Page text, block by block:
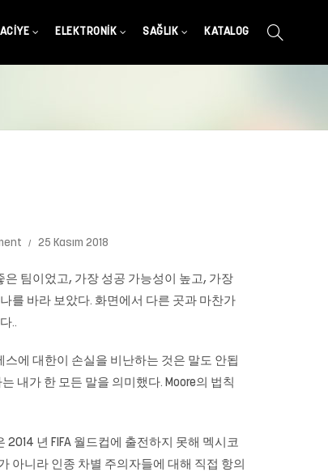
ELEKTRONIK SAĞLIK KATALOG
25 Kasım 2018
팀이었고, 가장 성공 가능성이 높고, 가장
를 바라 보았다. 화면에서 다른 곳과 마찬가
..
에 대한이 손실을 비난하는 것은 말도 안됩
내가 한 모든 말을 의미했다. Moore의 법칙
년 FIFA 월드컵에 출전하지 못해 멕시코
아니라 인종 차별 주의자들에 대해 직접 항의